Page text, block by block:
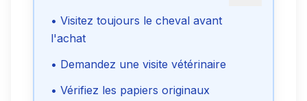
Envoyer le message
• Visitez toujours le cheval avant
l'achat
• Demandez une visite vétérinaire
• Vérifiez les papiers originaux